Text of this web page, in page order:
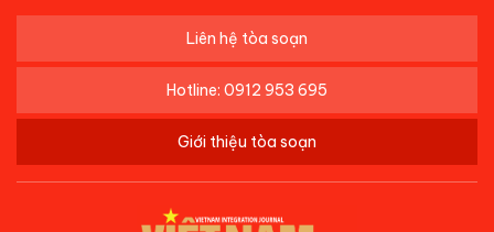
Liên hệ tòa soạn
Hotline: 0912 953 695
Giới thiệu tòa soạn